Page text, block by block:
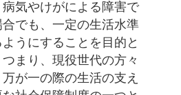
気やけがによる障害で
でも、一定の生活水準
うにすることを目的と
まり、現役世代の方々
が一の際の生活の支え